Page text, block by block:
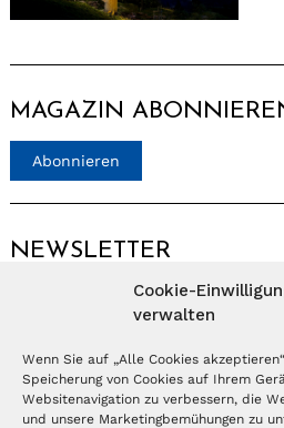
Cookie-
verwalten
Wenn Sie auf „Alle Cookies
Speicherung von Cookies auf Ihrem
Websitenavigation zu verbessern, die
und unsere Marketingbemühungen zu
MAGAZIN
Abonnieren
NEWSLETTER
© Copyright 2026 – Ferientrends //
Tourismus Lifestyle Verlag GmbH //
Datenschutzerklärung